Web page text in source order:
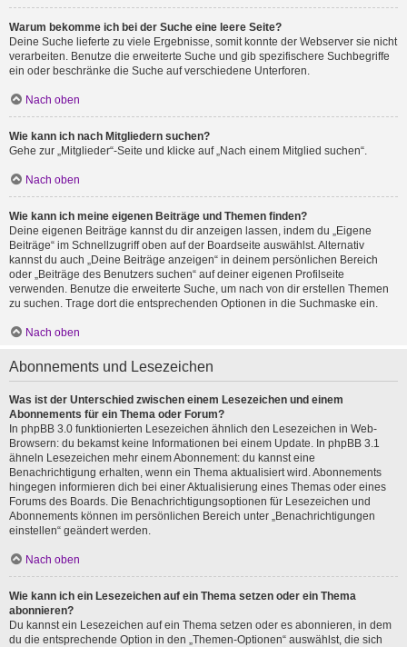
Warum bekomme ich bei der Suche eine leere Seite?
Deine Suche lieferte zu viele Ergebnisse, somit konnte der Webserver sie nicht
verarbeiten. Benutze die erweiterte Suche und gib spezifischere Suchbegriffe
ein oder beschränke die Suche auf verschiedene Unterforen.
Nach oben
Wie kann ich nach Mitgliedern suchen?
Gehe zur „Mitglieder“-Seite und klicke auf „Nach einem Mitglied suchen“.
Nach oben
Wie kann ich meine eigenen Beiträge und Themen finden?
Deine eigenen Beiträge kannst du dir anzeigen lassen, indem du „Eigene
Beiträge“ im Schnellzugriff oben auf der Boardseite auswählst. Alternativ
kannst du auch „Deine Beiträge anzeigen“ in deinem persönlichen Bereich
oder „Beiträge des Benutzers suchen“ auf deiner eigenen Profilseite
verwenden. Benutze die erweiterte Suche, um nach von dir erstellen Themen
zu suchen. Trage dort die entsprechenden Optionen in die Suchmaske ein.
Nach oben
Abonnements und Lesezeichen
Was ist der Unterschied zwischen einem Lesezeichen und einem
Abonnements für ein Thema oder Forum?
In phpBB 3.0 funktionierten Lesezeichen ähnlich den Lesezeichen in Web-
Browsern: du bekamst keine Informationen bei einem Update. In phpBB 3.1
ähneln Lesezeichen mehr einem Abonnement: du kannst eine
Benachrichtigung erhalten, wenn ein Thema aktualisiert wird. Abonnements
hingegen informieren dich bei einer Aktualisierung eines Themas oder eines
Forums des Boards. Die Benachrichtigungsoptionen für Lesezeichen und
Abonnements können im persönlichen Bereich unter „Benachrichtigungen
einstellen“ geändert werden.
Nach oben
Wie kann ich ein Lesezeichen auf ein Thema setzen oder ein Thema
abonnieren?
Du kannst ein Lesezeichen auf ein Thema setzen oder es abonnieren, in dem
du die entsprechende Option in den „Themen-Optionen“ auswählst, die sich